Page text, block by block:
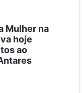
Mulher na
hoje
ao